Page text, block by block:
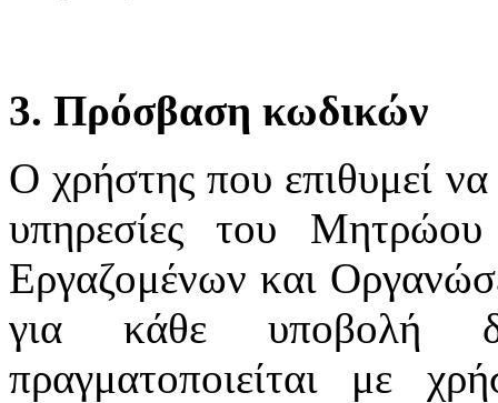
3. Πρόσβαση κωδικών
Ο χρήστης που επιθυμεί να
υπηρεσίες του Μητρώου
Εργαζομένων και
για κάθε υποβολή
πραγματοποιείται με